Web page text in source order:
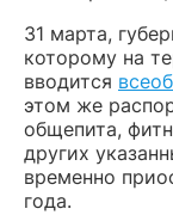
31 марта,
которому на
вводится
этом же
общепита,
других
временно
года.